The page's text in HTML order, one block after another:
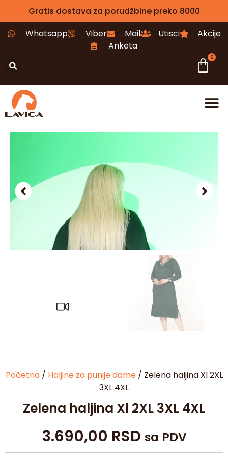
Gratis dostava za porudžbine preko 8000
Whatsapp
Viber Mail Utisci
Akcije
Anketa
0
Početna/ Haljine za punije dame/ Zelena haljina Xl 2XL
3XL 4XL
Zelena haljina Xl 2XL 3XL 4XL
3.690,00 RSD sa PDV